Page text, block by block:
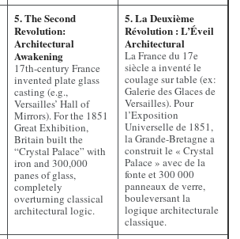
5. The Second
Revolution:
Architectural
Awakening
17th-century France
invented plate glass
casting (e.g.,
Versailles’ Hall of
Mirrors). For the 1851
Great Exhibition,
Britain built the
“Crystal Palace” with
iron and 300,000
panes of glass,
completely
overturning classical
architectural logic.
5. La Deuxième
Révolution : L’Éveil
Architectural
La France du 17e
siècle a inventé le
coulage sur table (ex:
Galerie des Glaces de
Versailles). Pour
l’Exposition
Universelle de 1851,
la Grande-Bretagne a
construit le « Crystal
Palace » avec de la
fonte et 300 000
panneaux de verre,
bouleversant la
logique architecturale
classique.